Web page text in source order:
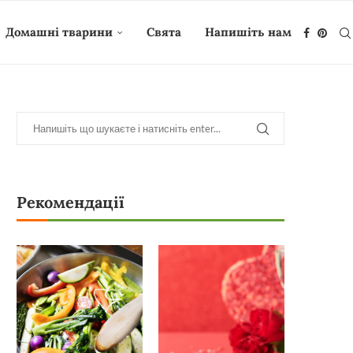
Домашні тварини Свята Напишіть нам
Рекомендації